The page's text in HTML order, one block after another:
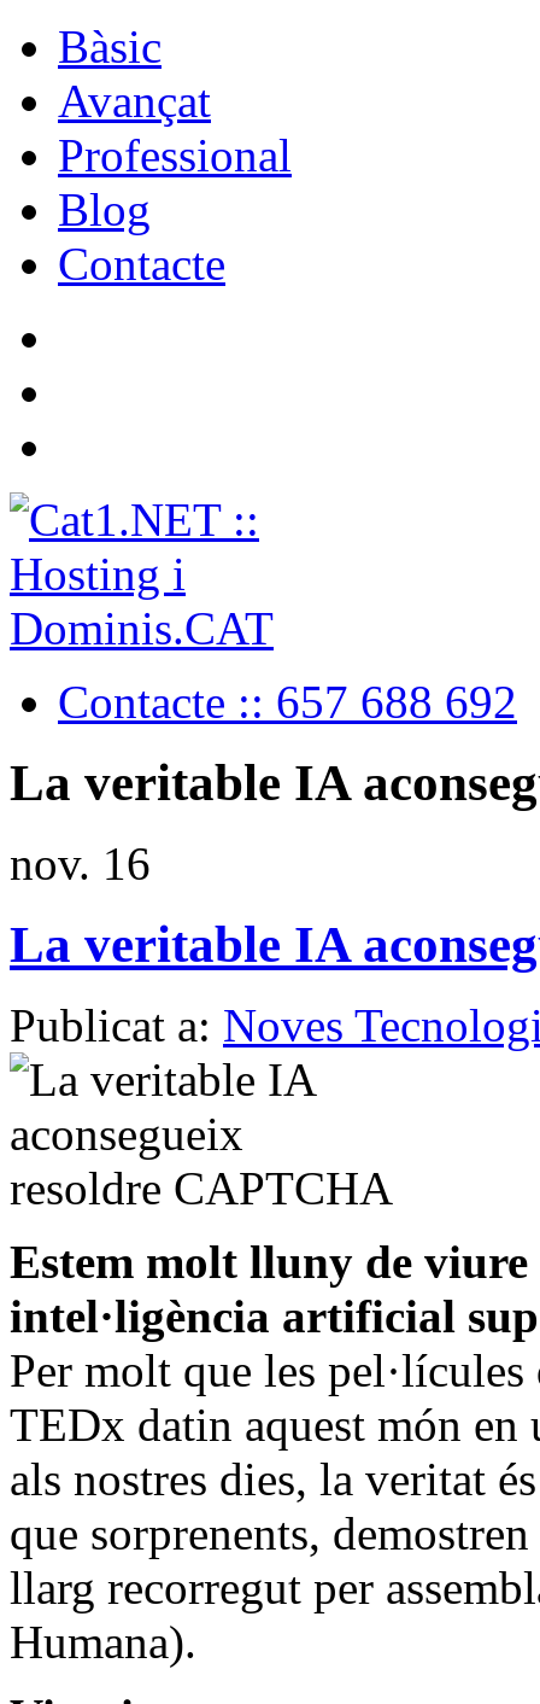
Bàsic
Avançat
Professional
Blog
Contacte
Contacte :: 657 688 692
La veritable IA
nov. 16
La veritable IA
Publicat a: Noves
Estem molt lluny de
intel·ligència artificial
Per molt que les
TEDx datin aquest món
als nostres dies, la veritat
que sorprenents,
llarg recorregut per
Humana).